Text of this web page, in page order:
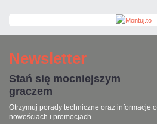
Newsletter
Stań się mocniejszym
graczem
Otrzymuj porady techniczne oraz informacje o
nowościach i promocjach